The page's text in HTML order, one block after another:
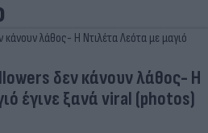
δεν κάνουν λάθος- Η
έγινε ξανά viral (photos)